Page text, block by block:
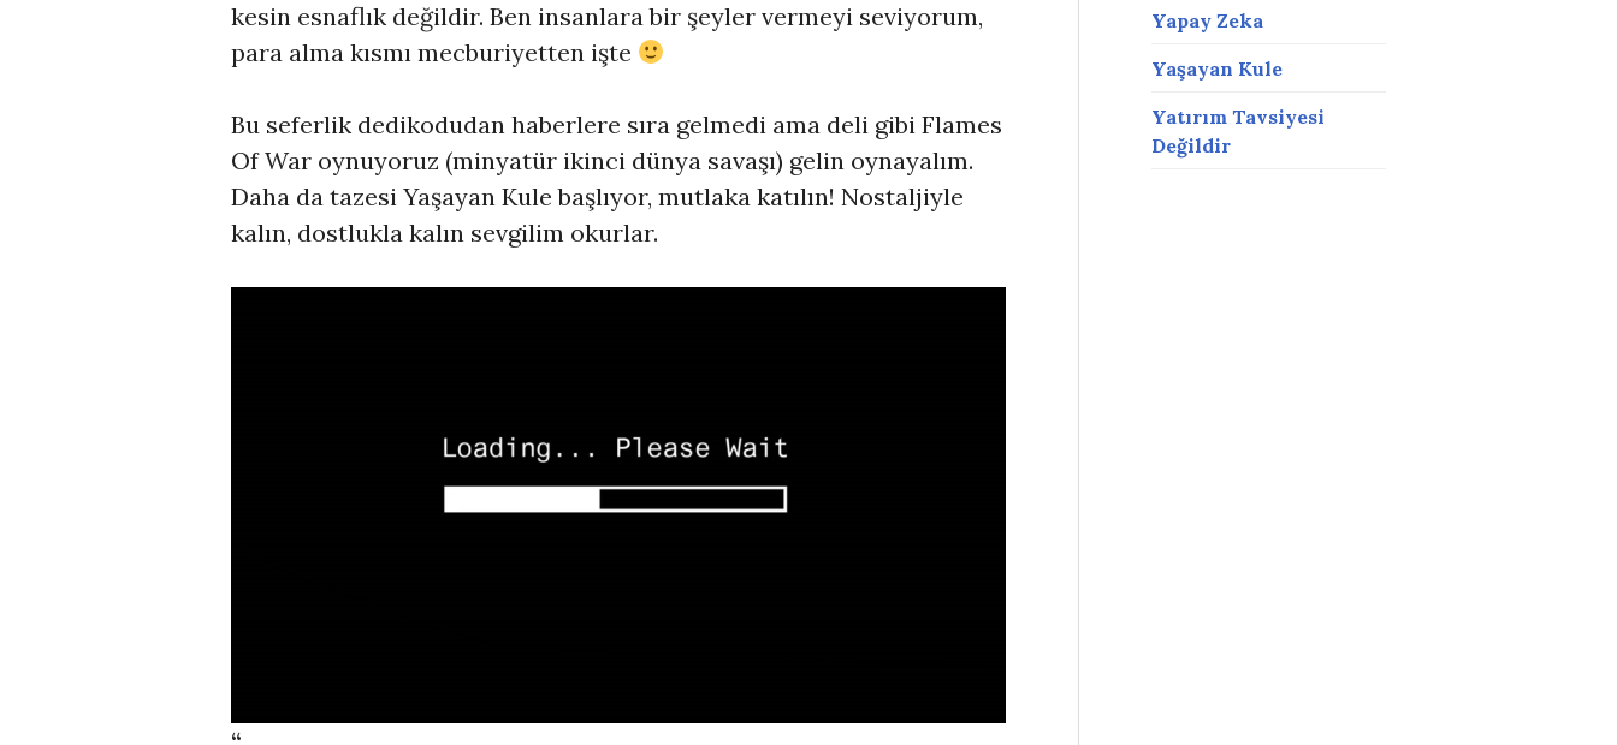
kesin esnaflık değildir. Ben insanlara bir şeyler vermeyi seviyorum,
para alma kısmı mecburiyetten işte
Bu seferlik dedikodudan haberlere sıra gelmedi ama deli gibi Flames
Of War oynuyoruz (minyatür ikinci dünya savaşı) gelin oynayalım.
Daha da tazesi Yaşayan Kule başlıyor, mutlaka katılın! Nostaljiyle
kalın, dostlukla kalın sevgilim okurlar.
Yapay Zeka
Yaşayan Kule
Yatırım Tavsiyesi
Değildir